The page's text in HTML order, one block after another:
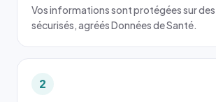
Vos informations sont protégées sur des
sécurisés, agréés Données de Santé.
2